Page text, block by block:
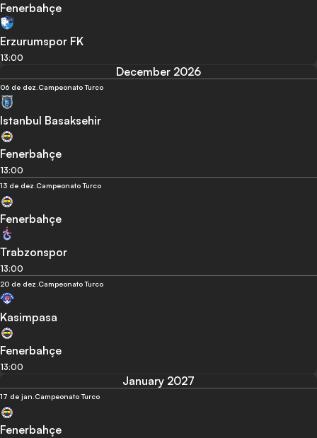
Fenerbahçe
Erzurumspor FK
13:00
December 2026
06 de dez.Campeonato Turco
Istanbul Basaksehir
Fenerbahçe
13:00
13 de dez.Campeonato Turco
Fenerbahçe
Trabzonspor
13:00
20 de dez.Campeonato Turco
Kasimpasa
Fenerbahçe
13:00
January 2027
17 de jan.Campeonato Turco
Fenerbahçe